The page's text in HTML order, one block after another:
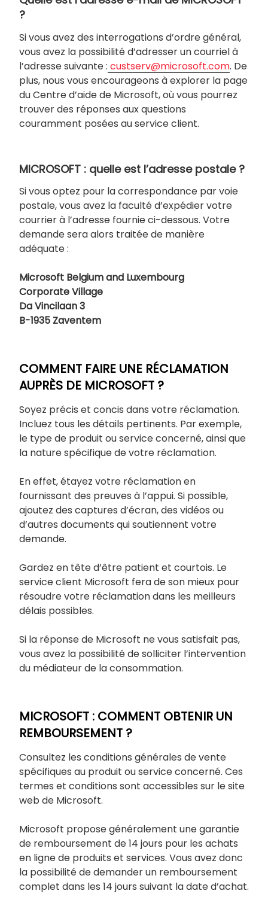
?
Si vous avez des interrogations d’ordre général,
vous avez la possibilité d’adresser un courriel à
l’adresse suivante : custserv@microsoft.com. De
plus, nous vous encourageons à explorer la page
du Centre d’aide de Microsoft, où vous pourrez
trouver des réponses aux questions
couramment posées au service client.
MICROSOFT : quelle est l’adresse postale ?
Si vous optez pour la correspondance par voie
postale, vous avez la faculté d’expédier votre
courrier à l’adresse fournie ci-dessous. Votre
demande sera alors traitée de manière
adéquate :
Microsoft Belgium and Luxembourg
Corporate Village
Da Vincilaan 3
B-1935 Zaventem
COMMENT FAIRE UNE RÉCLAMATION
AUPRÈS DE MICROSOFT ?
Soyez précis et concis dans votre réclamation.
Incluez tous les détails pertinents. Par exemple,
le type de produit ou service concerné, ainsi que
la nature spécifique de votre réclamation.
En effet, étayez votre réclamation en
fournissant des preuves à l’appui. Si possible,
ajoutez des captures d’écran, des vidéos ou
d’autres documents qui soutiennent votre
demande.
Gardez en tête d’être patient et courtois. Le
service client Microsoft fera de son mieux pour
résoudre votre réclamation dans les meilleurs
délais possibles.
Si la réponse de Microsoft ne vous satisfait pas,
vous avez la possibilité de solliciter l’intervention
du médiateur de la consommation.
MICROSOFT : COMMENT OBTENIR UN
REMBOURSEMENT ?
Consultez les conditions générales de vente
spécifiques au produit ou service concerné. Ces
termes et conditions sont accessibles sur le site
web de Microsoft.
Microsoft propose généralement une garantie
de remboursement de 14 jours pour les achats
en ligne de produits et services. Vous avez donc
la possibilité de demander un remboursement
complet dans les 14 jours suivant la date d’achat.